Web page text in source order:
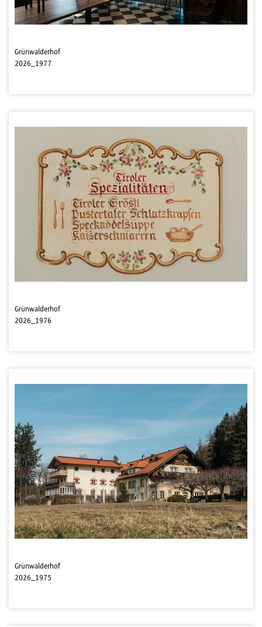
Grünwalderhof
2026_1977
Grünwalderhof
2026_1976
Grünwalderhof
2026_1975